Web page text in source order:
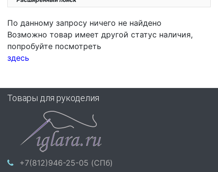
По данному запросу ничего не найдено
Возможно товар имеет другой статус наличия,
попробуйте посмотреть
здесь
Товары для рукоделия
+7(812)946-25-05 (СПб)